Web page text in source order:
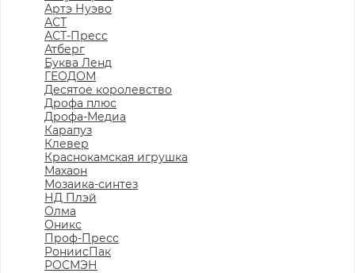
Артэ Нуэво
АСТ
АСТ-Пресс
Атберг
Буква Ленд
ГЕОДОМ
Десятое королевство
Дрофа плюс
Дрофа-Медиа
Карапуз
Клевер
Краснокамская игрушка
Махаон
Мозаика-синтез
НД Плэй
Олма
Оникс
Проф-Пресс
РониисПак
РОСМЭН